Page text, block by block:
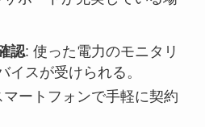
認: 使った電力のモニタリ
イスが受けられる。
マートフォンで手軽に契約